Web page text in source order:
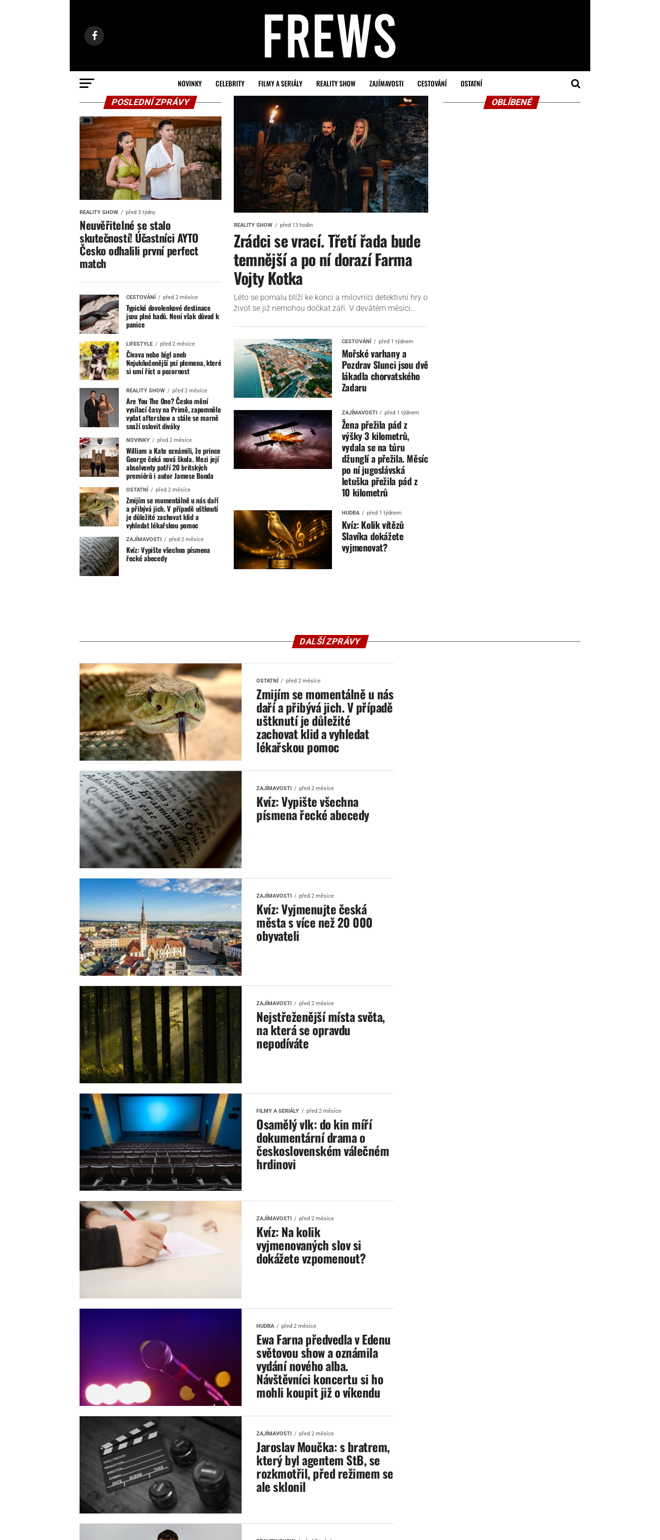
NOVINKY CELEBRITY FILMY A SERIÁLY REALITY SHOW ZAJÍMAVOSTI CESTOVÁNÍ OSTATNÍ
REALITY SHOW před 13 hodin
Zrádci se vrací. Třetí řada bude
temnější a po ní dorazí Farma
Vojty Kotka
Léto se pomalu blíží ke konci a milovníci detektivní hry o
život se již nemohou dočkat září. V devátém měsíci...
CESTOVÁNÍ před 1 týdnem
Mořské varhany a
Pozdrav Slunci jsou dvě
lákadla chorvatského
Zadaru
ZAJÍMAVOSTI před 1 týdnem
Žena přežila pád z
výšky 3 kilometrů,
vydala se na túru
džunglí a přežila. Měsíc
po ní jugoslávská
letuška přežila pád z
10 kilometrů
HUDBA před 1 týdnem
Kvíz: Kolik vítězů
Slavíka dokážete
vyjmenovat?
POSLEDNÍ ZPRÁVY
REALITY SHOW před 3 týdny
Neuvěřitelné se stalo
skutečností! Účastníci AYTO
Česko odhalili první perfect
match
CESTOVÁNÍ před 2 měsíce
Typické dovolenkové destinace
jsou plné hadů. Není však důvod k
panice
LIFESTYLE před 2 měsíce
Čivava nebo bígl aneb
Nejukňučenější psí plemena, které
si umí říct o pozornost
REALITY SHOW před 2 měsíce
Are You The One? Česko mění
vysílací časy na Primě, zapomnělo
vydat aftershow a stále se marně
snaží oslovit diváky
NOVINKY před 2 měsíce
William a Kate oznámili, že prince
George čeká nová škola. Mezi její
absolventy patří 20 britských
premiérů i autor Jamese Bonda
OSTATNÍ před 2 měsíce
Zmijím se momentálně u nás daří
a přibývá jich. V případě uštknutí
je důležité zachovat klid a
vyhledat lékařskou pomoc
ZAJÍMAVOSTI před 2 měsíce
Kvíz: Vypište všechna písmena
řecké abecedy
OBLÍBENÉ
DALŠÍ ZPRÁVY
OSTATNÍ před 2 měsíce
Zmijím se momentálně u nás
daří a přibývá jich. V případě
uštknutí je důležité
zachovat klid a vyhledat
lékařskou pomoc
ZAJÍMAVOSTI před 2 měsíce
Kvíz: Vypište všechna
písmena řecké abecedy
ZAJÍMAVOSTI před 2 měsíce
Kvíz: Vyjmenujte česká
města s více než 20 000
obyvateli
ZAJÍMAVOSTI před 2 měsíce
Nejstřeženější místa světa,
na která se opravdu
nepodíváte
FILMY A SERIÁLY před 2 měsíce
Osamělý vlk: do kin míří
dokumentární drama o
československém válečném
hrdinovi
ZAJÍMAVOSTI před 2 měsíce
Kvíz: Na kolik
vyjmenovaných slov si
dokážete vzpomenout?
HUDBA před 2 měsíce
Ewa Farna předvedla v Edenu
světovou show a oznámila
vydání nového alba.
Návštěvníci koncertu si ho
mohli koupit již o víkendu
ZAJÍMAVOSTI před 2 měsíce
Jaroslav Moučka: s bratrem,
který byl agentem StB, se
rozkmotřil, před režimem se
ale sklonil